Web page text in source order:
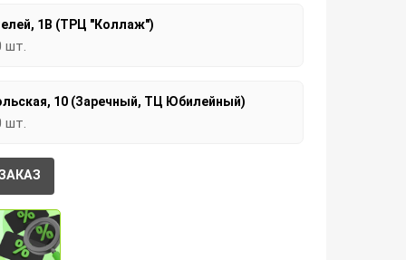
1В (ТРЦ "Коллаж")
шт.
10 (Заречный, ТЦ Юбилейный)
шт.